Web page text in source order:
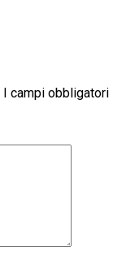
I campi obbligatori